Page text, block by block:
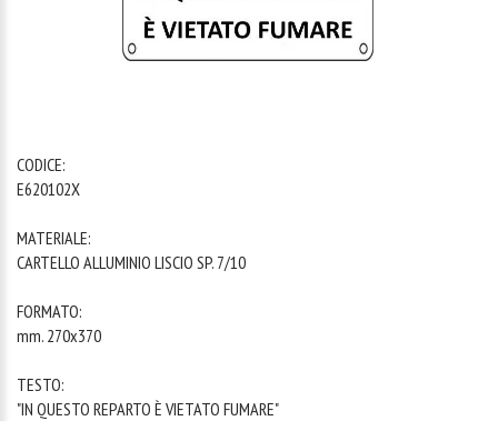
CODICE:
E620102X
MATERIALE:
CARTELLO ALLUMINIO LISCIO SP. 7/10
FORMATO:
mm. 270x370
TESTO:
"IN QUESTO REPARTO È VIETATO FUMARE"